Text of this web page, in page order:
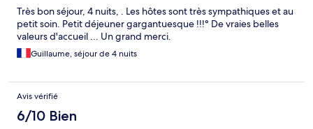
Très bon séjour, 4 nuits, . Les hôtes sont très sympathiques et au
petit soin. Petit déjeuner gargantuesque !!!° De vraies belles
valeurs d'accueil ... Un grand merci.
Guillaume, séjour de 4 nuits
Avis vérifié
6/10 Bien